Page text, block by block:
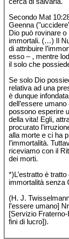
Secondo Mat
Geenna
Dio può rovinare
immortali. (…) Il
di attribuire
esso – , mentre
il solo che
Se solo Dio
relativa ad una
è dunque
dell’essere
possono esperire
della vita! Egli,
procurato
alla morte e ci ha
l’immortalità.
riceviamo con il
dei morti.
*)L’estratto è
immortalità senza
(H. J.
l’essere umano]
[Servizio
fini di lucro]).